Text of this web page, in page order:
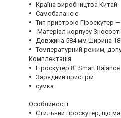
Країна виробництва Китай
Самобаланс є
Тип пристрою Гіроскутер
Матеріал корпусу
Довжина 584 мм Ширина
Температурний режим,
Комплектація
Гіроскутер 8" Smart Balance
Зарядний пристрій
сумка
Особливості
Стильний гіроскутер, що